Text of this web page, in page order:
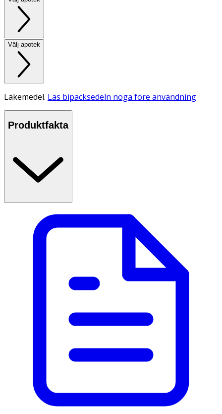
Välj apotek
Läkemedel. Läs bipacksedeln noga före användning
Produktfakta